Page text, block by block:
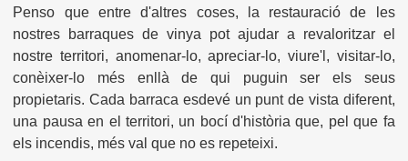
Penso que entre d'altres coses, la restauració de les
nostres barraques de vinya pot ajudar a revaloritzar el
nostre territori, anomenar-lo, apreciar-lo, viure'l, visitar-lo,
conèixer-lo més enllà de qui puguin ser els seus
propietaris. Cada barraca esdevé un punt de vista diferent,
una pausa en el territori, un bocí d'història que, pel que fa
els incendis, més val que no es repeteixi.